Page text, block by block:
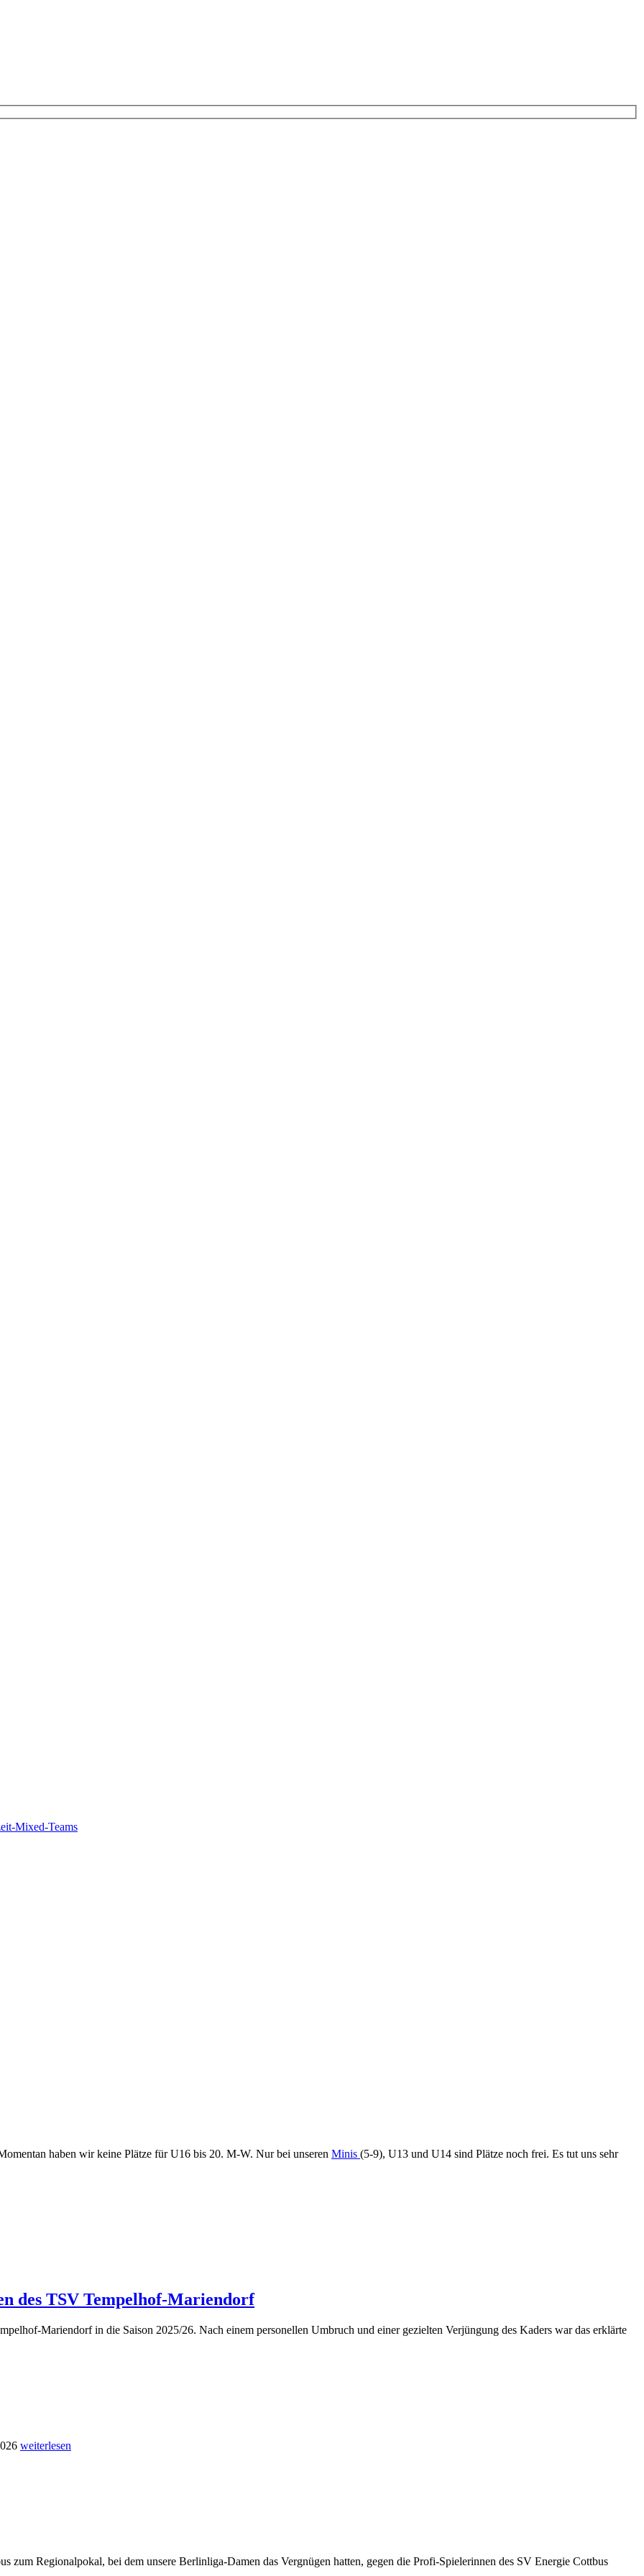
Mixed-Teams
haben wir keine Plätze für U16 bis 20. M-W. Nur bei unseren Minis (5-9), U13 und U14 sind Plätze noch frei. Es tut uns sehr
des TSV Tempelhof-Mariendorf
Mariendorf in die Saison 2025/26. Nach einem personellen Umbruch und einer gezielten Verjüngung des Kaders war das erklärte
weiterlesen
zum Regionalpokal, bei dem unsere Berlinliga-Damen das Vergnügen hatten, gegen die Profi-Spielerinnen des SV Energie Cottbus